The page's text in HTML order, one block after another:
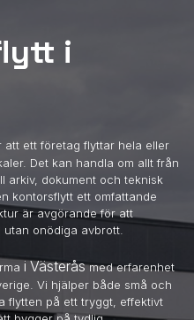
i
att ett företag flyttar hela eller
Det kan handla om allt från
arkiv, dokument och teknisk
kontorsflytt ett omfattande
är avgörande för att
onödiga avbrott.
i Västeråsmed erfarenhet
Vi hjälper både små och
flytten på ett tryggt, effektivt